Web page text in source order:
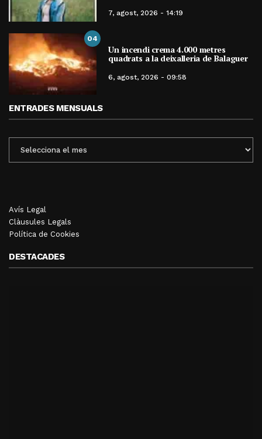
7, agost, 2026 - 14:19
04
Un incendi crema 4.000 metres
quadrats a la deixalleria de Balaguer
6, agost, 2026 - 09:58
ENTRADES MENSUALS
MENSUALS
Avís Legal
Clàusules Legals
Política de Cookies
DESTACADES